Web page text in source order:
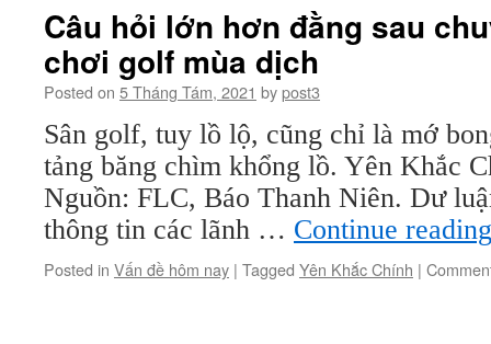
Câu hỏi lớn hơn đằng sau
chơi golf mùa dịch
Posted on 5 Tháng Tám, 2021 bypost3
Sân golf, tuy lồ lộ, cũng chỉ là mớ
tảng băng chìm khổng lồ. Yên Khắc
Nguồn: FLC, Báo Thanh Niên. Dư
thông tin các lãnh … Continue
Posted in Vấn đề hôm nay | Tagged Yên Khắc Chính |